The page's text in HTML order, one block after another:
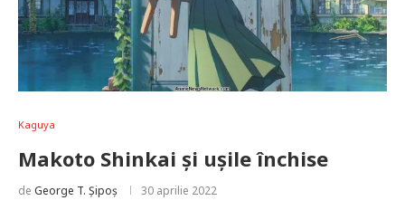
Kaguya
Makoto Shinkai și ușile închise
de George T. Șipoș 30 aprilie 2022